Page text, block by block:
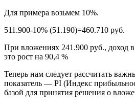
Для примера возьмем 10%.
511.900-10% (51.190)=460.710 руб.
При вложениях 241.900 руб., доход
это рост на 90,4 %
Теперь нам следует рассчитать
показатель — PI (Индекс
базой для принятия решения о